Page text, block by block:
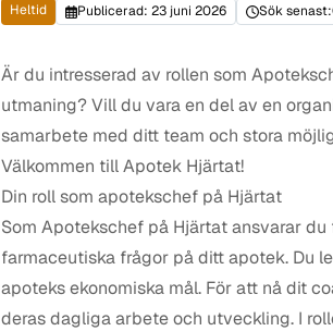
Heltid Publicerad: 23 juni 2026 Sök senast:
Är du intresserad av rollen som
utmaning? Vill du vara en del av en
samarbete med ditt team och stora
Välkommen till Apotek Hjärtat!
Din roll som apotekschef på Hjärtat
Som Apotekschef på Hjärtat ansvarar
farmaceutiska frågor på ditt apotek. Du
apoteks ekonomiska mål. För att nå dit
deras dagliga arbete och utveckling. I